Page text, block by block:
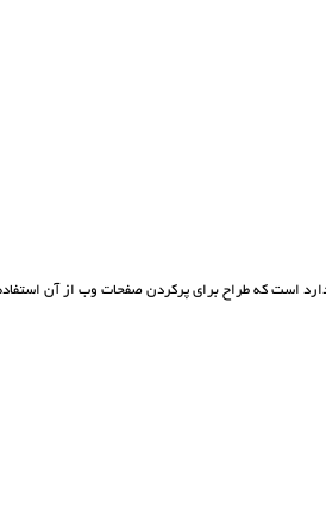
است که طراح برای پرکردن صفحات وب از آن